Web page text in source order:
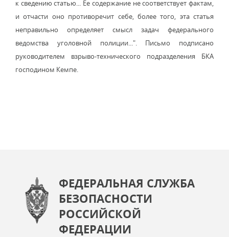
к сведению статью... Ее содержание не соответствует фактам,
и отчасти оно противоречит себе, более того, эта статья
неправильно определяет смысл задач федерального
ведомства уголовной полиции...". Письмо подписано
руководителем взрыво-технического подразделения БКА
господином Кемпе.
ФЕДЕРАЛЬНАЯ СЛУЖБА
БЕЗОПАСНОСТИ
РОССИЙСКОЙ
ФЕДЕРАЦИИ